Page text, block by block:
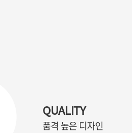
QUALITY
품격 높은 디자인